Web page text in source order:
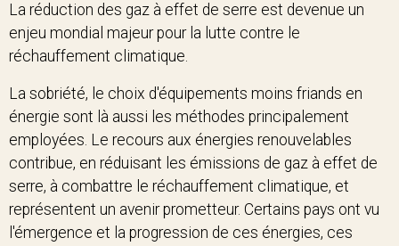
La réduction des gaz à effet de serre est devenue un
enjeu mondial majeur pour la lutte contre le
réchauffement climatique.
La sobriété, le choix d'équipements moins friands en
énergie sont là aussi les méthodes principalement
employées. Le recours aux énergies renouvelables
contribue, en réduisant les émissions de gaz à effet de
serre, à combattre le réchauffement climatique, et
représentent un avenir prometteur. Certains pays ont vu
l'émergence et la progression de ces énergies, ces